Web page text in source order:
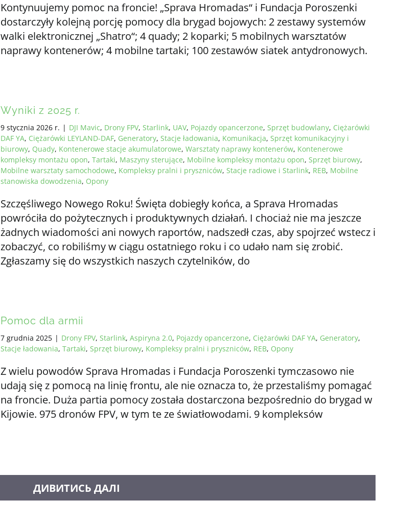
Kontynuujemy pomoc na froncie! „Sprava Hromadas“ i Fundacja Poroszenki
dostarczyły kolejną porcję pomocy dla brygad bojowych: 2 zestawy systemów
walki elektronicznej „Shatro“; 4 quady; 2 koparki; 5 mobilnych warsztatów
naprawy kontenerów; 4 mobilne tartaki; 100 zestawów siatek antydronowych.
Wyniki z 2025 r.
9 stycznia 2026 r. | DJI Mavic, Drony FPV, Starlink, UAV, Pojazdy opancerzone, Sprzęt budowlany, Ciężarówki
DAF YA, Ciężarówki LEYLAND-DAF, Generatory, Stacje ładowania, Komunikacja, Sprzęt komunikacyjny i
biurowy, Quady, Kontenerowe stacje akumulatorowe, Warsztaty naprawy kontenerów, Kontenerowe
kompleksy montażu opon, Tartaki, Maszyny sterujące, Mobilne kompleksy montażu opon, Sprzęt biurowy,
Mobilne warsztaty samochodowe, Kompleksy pralni i pryszniców, Stacje radiowe i Starlink, REB, Mobilne
stanowiska dowodzenia, Opony
Szczęśliwego Nowego Roku! Święta dobiegły końca, a Sprava Hromadas
powróciła do pożytecznych i produktywnych działań. I chociaż nie ma jeszcze
żadnych wiadomości ani nowych raportów, nadszedł czas, aby spojrzeć wstecz i
zobaczyć, co robiliśmy w ciągu ostatniego roku i co udało nam się zrobić.
Zgłaszamy się do wszystkich naszych czytelników, do
Pomoc dla armii
7 grudnia 2025 | Drony FPV, Starlink, Aspiryna 2.0, Pojazdy opancerzone, Ciężarówki DAF YA, Generatory,
Stacje ładowania, Tartaki, Sprzęt biurowy, Kompleksy pralni i pryszniców, REB, Opony
Z wielu powodów Sprava Hromadas i Fundacja Poroszenki tymczasowo nie
udają się z pomocą na linię frontu, ale nie oznacza to, że przestaliśmy pomagać
na froncie. Duża partia pomocy została dostarczona bezpośrednio do brygad w
Kijowie. 975 dronów FPV, w tym te ze światłowodami. 9 kompleksów